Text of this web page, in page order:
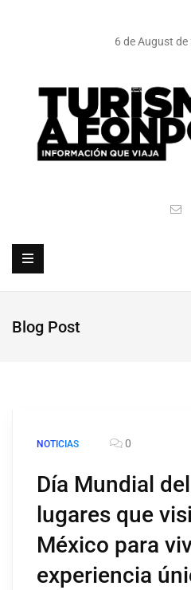
6 de August de
Blog Post
NOTICIAS 0
Día Mundial
lugares que
México para
experiencia